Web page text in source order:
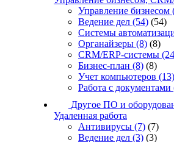
Управление бизнесом
Ведение дел (54) (54)
Системы
Органайзеры (8) (8)
CRM/ERP-системы
Бизнес-план (8) (8)
Учет компьютеров (13)
Работа с документами
Другое ПО и
Удаленная работа
Антивирусы (7) (7)
Ведение дел (3) (3)